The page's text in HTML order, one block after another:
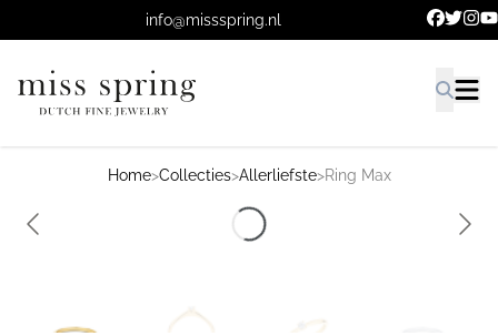
Ga naar de hoofdinhoud.info@missspring.nl
Home>Collecties>Allerliefste>Ring Max